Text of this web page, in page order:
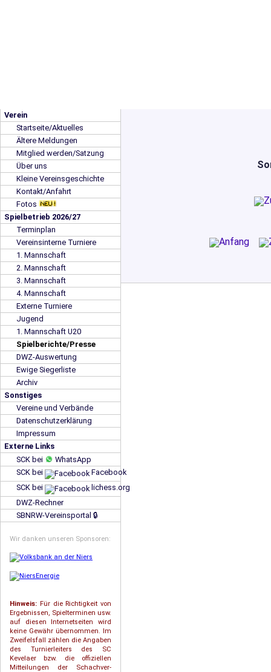
Verein
Startseite/Aktuelles
Ältere Meldungen
Mitglied werden/Satzung
Über uns
Kleine Vereinsgeschichte
Kontakt/Anfahrt
Fotos
Spielbetrieb 2026/27
Terminplan
Vereinsinterne Turniere
1. Mannschaft
2. Mannschaft
3. Mannschaft
4. Mannschaft
Externe Turniere
Jugend
1. Mannschaft U20
Spielberichte/Presse
DWZ-Auswertung
Ewige Siegerliste
Archiv
Sonstiges
Vereine und Verbände
Datenschutzerklärung
Impressum
Externe Links
SCK bei
WhatsApp
SCK bei
Facebook
SCK bei
lichess.org
DWZ-Rechner
SBNRW-Vereinsportal 🔒
Wir danken unseren Sponsoren:
Hinweis: Für die Richtigkeit von
Ergebnissen, Spielterminen usw.
auf diesen Internetseiten wird
keine Gewähr übernommen. Im
Zweifelsfall zählen die Angaben
des Turnierleiters des SC
Kevelaer bzw. die offiziellen
Mitteilungen der Schach­ver­